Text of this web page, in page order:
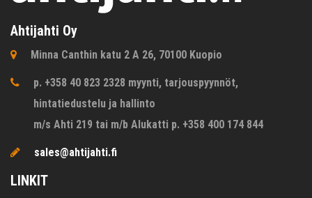
Ahtijahti Oy
Minna Canthin katu 2 A 26, 70100 Kuopio
p. +358 40 823 2328 myynti, tarjouspyynnöt,
hintatiedustelu ja hallinto
m/s Ahti 219 tai m/b Alukatti p. +358 400 174 844
sales@ahtijahti.fi
LINKIT